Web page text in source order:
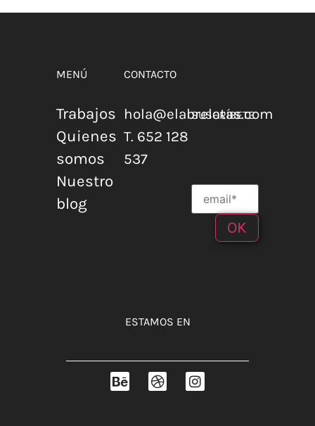
MENÚ
Trabajos
Quienes
somos
Nuestro
blog
CONTACTO
hola@elabrelatas.com
T. 652 128
537
SUSCRÍBETE
ESTAMOS EN